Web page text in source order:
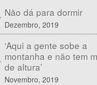
Não dá para dormir
Dezembro, 2019
‘Aqui a gente sobe a
montanha e não tem
de altura’
Novembro, 2019